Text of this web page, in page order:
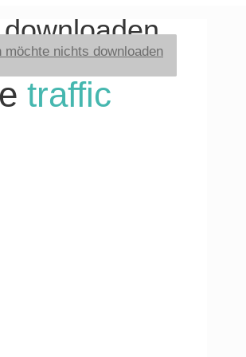
möchte nichts downloaden
traffic